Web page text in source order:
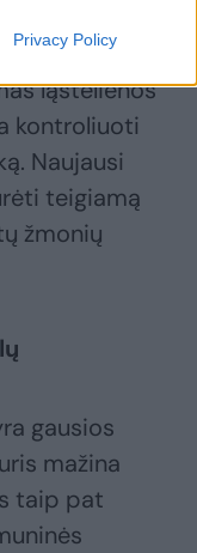
Privacy Policyveiklą ir
ląstelienos
kontroliuoti
Naujausi
teigiamą
žmonių
gausios
mažina
taip pat